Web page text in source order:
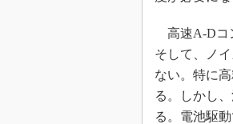
高速A-Dコ
そして、ノ
ない。特に
る。しかし
る。電池駆